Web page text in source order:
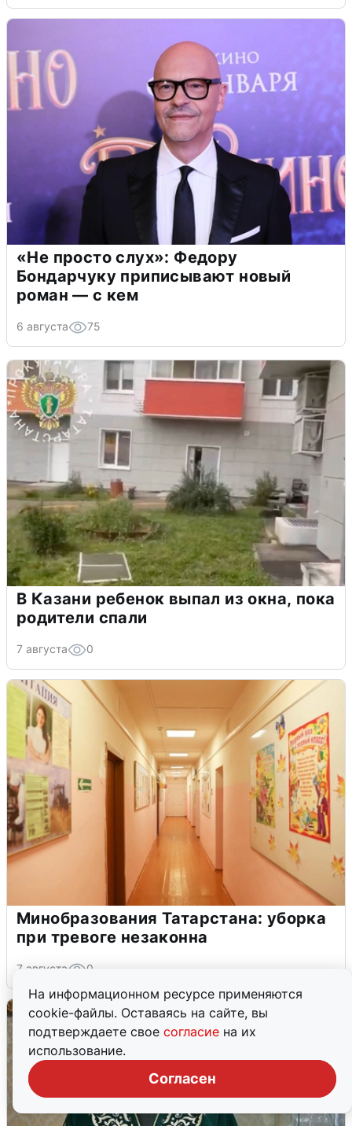
На информационном ресурсе применяются
cookie-файлы. Оставаясь на сайте, вы
подтверждаете свое согласие на их
использование.
Согласен
«Не просто слух»: Федору
Бондарчуку приписывают новый
роман — с кем
6 августа 75
В Казани ребенок выпал из окна, пока
родители спали
7 августа 0
Минобразования Татарстана: уборка
при тревоге незаконна
7 августа 0